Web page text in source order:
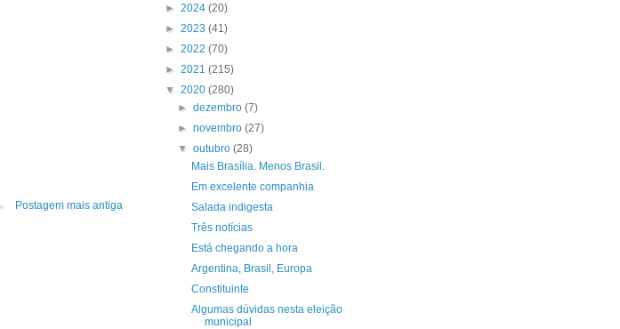
Postagem mais antiga
► 2024 (20)
► 2023 (41)
► 2022 (70)
► 2021 (215)
▼ 2020 (280)
►dezembro(7)
►novembro(27)
▼outubro(28)
Mais Brasília. Menos Brasil.
Em excelente companhia
Salada indigesta
Três notícias
Está chegando a hora
Argentina, Brasil, Europa
Constituinte
Algumas dúvidas nesta eleição
municipal